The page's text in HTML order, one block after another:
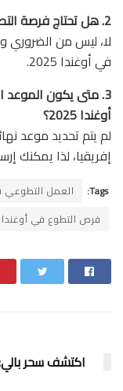
2. هل تحتاج فرصة التطوع في أوغندا إلى خبرة سابقة أو شهادات؟
لا، ليس من الضروري
في أوغندا 2025.
3. متى يكون الموعد
أوغندا 2025؟
لم يتم تحديد موعد
إفريقيا، لذا يمكنك
Tags: العمل التطوعي
فرص التطوع في أوغندا
اكتشف سحر بالي: